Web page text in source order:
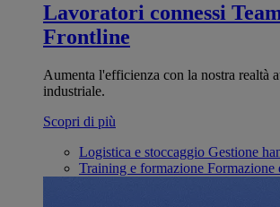
Lavoratori connessi
Frontline
Aumenta l'efficienza con la nostra realtà
industriale.
Scopri di più
Logistica e stoccaggio Gestione
Training e formazione Formazione